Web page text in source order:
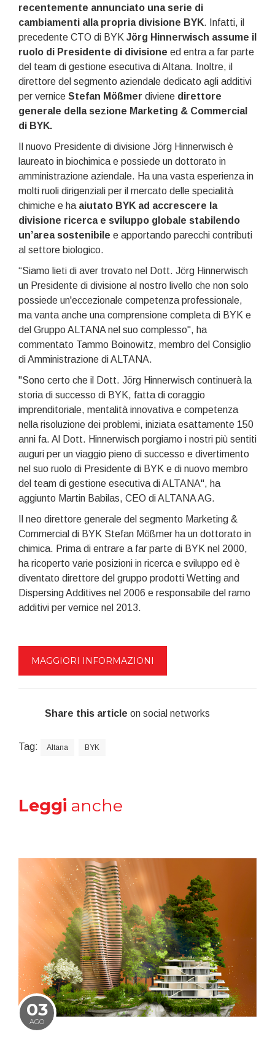
recentemente annunciato una serie di
cambiamenti alla propria divisione BYK. Infatti, il
precedente CTO di BYK Jörg Hinnerwisch assume il
ruolo di Presidente di divisione ed entra a far parte
del team di gestione esecutiva di Altana. Inoltre, il
direttore del segmento aziendale dedicato agli additivi
per vernice Stefan Mößmer diviene direttore
generale della sezione Marketing & Commercial
di BYK.
Il nuovo Presidente di divisione Jörg Hinnerwisch è
laureato in biochimica e possiede un dottorato in
amministrazione aziendale. Ha una vasta esperienza in
molti ruoli dirigenziali per il mercato delle specialità
chimiche e ha aiutato BYK ad accrescere la
divisione ricerca e sviluppo globale stabilendo
un’area sostenibile e apportando parecchi contributi
al settore biologico.
“Siamo lieti di aver trovato nel Dott. Jörg Hinnerwisch
un Presidente di divisione al nostro livello che non solo
possiede un'eccezionale competenza professionale,
ma vanta anche una comprensione completa di BYK e
del Gruppo ALTANA nel suo complesso", ha
commentato Tammo Boinowitz, membro del Consiglio
di Amministrazione di ALTANA.
"Sono certo che il Dott. Jörg Hinnerwisch continuerà la
storia di successo di BYK, fatta di coraggio
imprenditoriale, mentalità innovativa e competenza
nella risoluzione dei problemi, iniziata esattamente 150
anni fa. Al Dott. Hinnerwisch porgiamo i nostri più sentiti
auguri per un viaggio pieno di successo e divertimento
nel suo ruolo di Presidente di BYK e di nuovo membro
del team di gestione esecutiva di ALTANA", ha
aggiunto Martin Babilas, CEO di ALTANA AG.
Il neo direttore generale del segmento Marketing &
Commercial di BYK Stefan Mößmer ha un dottorato in
chimica. Prima di entrare a far parte di BYK nel 2000,
ha ricoperto varie posizioni in ricerca e sviluppo ed è
diventato direttore del gruppo prodotti Wetting and
Dispersing Additives nel 2006 e responsabile del ramo
additivi per vernice nel 2013.
MAGGIORI INFORMAZIONI
Share this article on social networks
Tag: Altana BYK
Leggi anche
03
AGO